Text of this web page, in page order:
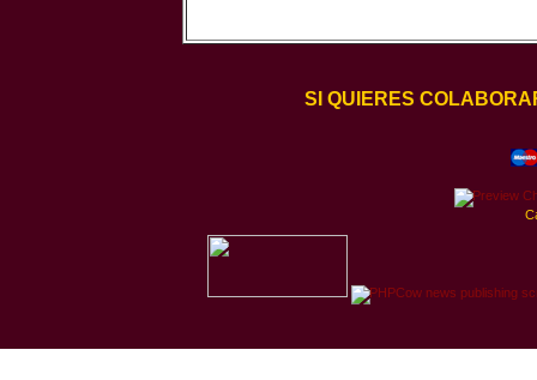
SI QUIERES